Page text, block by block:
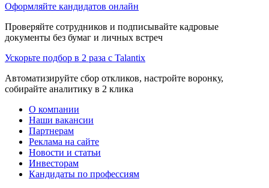
Оформляйте кандидатов онлайн
Проверяйте сотрудников и подписывайте кадровые
документы без бумаг и личных встреч
Ускорьте подбор в 2 раза с Talantix
Автоматизируйте сбор откликов, настройте воронку,
собирайте аналитику в 2 клика
О компании
Наши вакансии
Партнерам
Реклама на сайте
Новости и статьи
Инвесторам
Кандидаты по профессиям